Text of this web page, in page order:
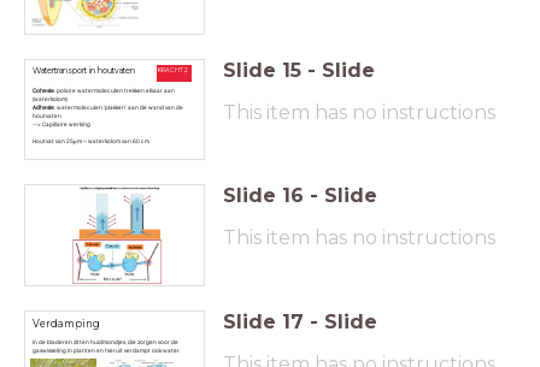
Watertransport in houtvaten
Cohesie: polaire watermoleculen trekken elkaar aan
(waterkolom)
Adhesie: watermoleculen ‘plakken’ aan de wand van de
houtvaten
--> Capillaire werking
Houtvat van 25μm – waterkolom van 60 cm
KRACHT 2 Slide 15 - Slide
This item has no instructions
Slide 16 - Slide
This item has no instructions
Verdamping
In de bladeren zitten huidmondjes, die zorgen voor de
gaswisseling in planten en hieruit verdampt ook water.
Slide 17 - Slide